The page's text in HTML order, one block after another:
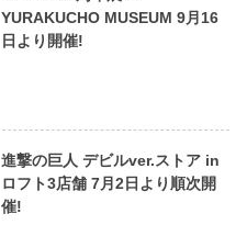
YURAKUCHO MUSEUM 9月16
日より開催!
進撃の巨人 デビルver.ストア in
ロフト3店舗 7月2日より順次開
催!